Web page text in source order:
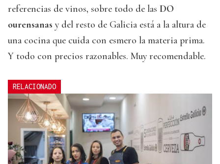
referencias de vinos, sobre todo de las DO
ourensanas y del resto de Galicia está a la altura de
una cocina que cuida con esmero la materia prima.
Y todo con precios razonables. Muy recomendable.
RELACIONADO